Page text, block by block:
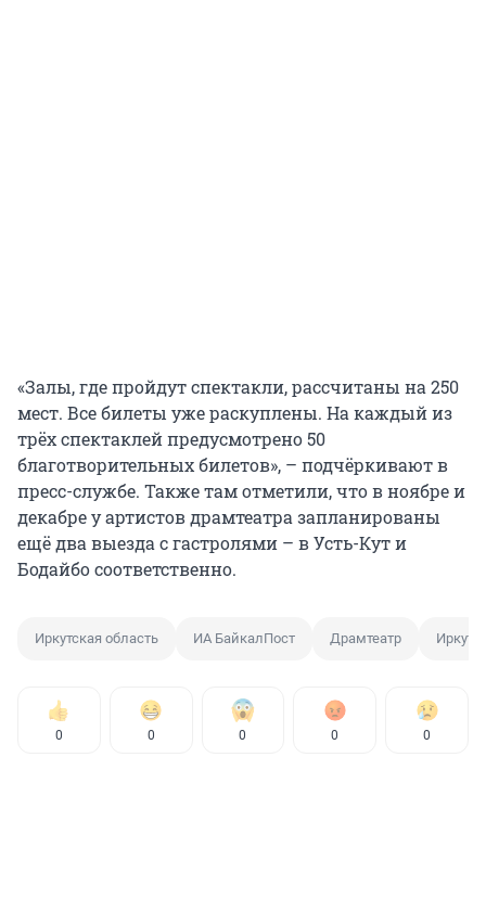
«Залы, где пройдут спектакли, рассчитаны на 250
мест. Все билеты уже раскуплены. На каждый из
трёх спектаклей предусмотрено 50
благотворительных билетов», – подчёркивают в
пресс-службе. Также там отметили, что в ноябре и
декабре у артистов драмтеатра запланированы
ещё два выезда с гастролями – в Усть-Кут и
Бодайбо соответственно.
Иркутская область ИА БайкалПост Драмтеатр
0 0 0 0 0